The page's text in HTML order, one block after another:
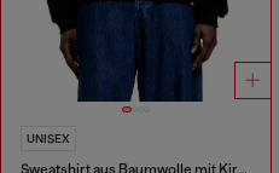
UNISEX
Sweatshirt aus Baumwolle mit Kirschendruck